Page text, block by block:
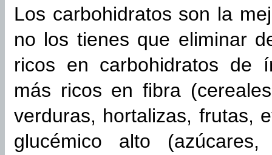
Los carbohidratos son la
no los tienes que eliminar
ricos en carbohidratos de
más ricos en fibra
verduras, hortalizas, frutas,
glucémico alto